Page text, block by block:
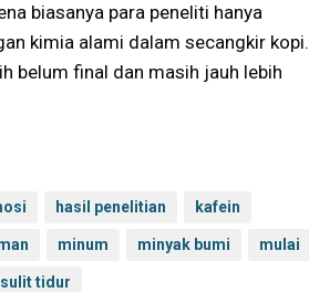
biasanya para peneliti hanya
kimia alami dalam secangkir kopi.
belum final dan masih jauh lebih
hasil penelitian kafein
minum minyak bumi mulai
sulit tidur